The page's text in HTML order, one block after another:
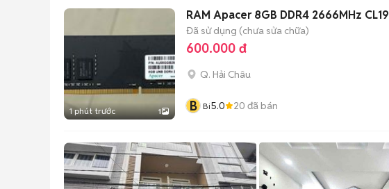
1 phút trước 1
RAM Apacer 8GB DDR4 2666MHz CL19
Đã sử dụng (chưa sửa chữa)
600.000 đ
Q. Hải Châu
B Bi5.0 20 đã bán